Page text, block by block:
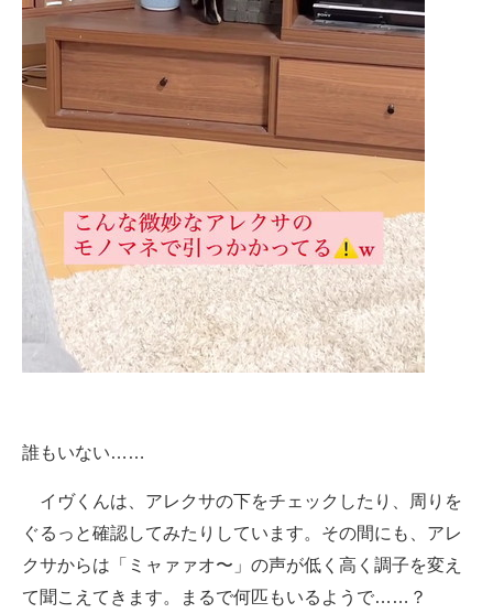
誰もいない……
イヴくんは、アレクサの下をチェックしたり、周りを
ぐるっと確認してみたりしています。その間にも、アレ
クサからは「ミャァァオ〜」の声が低く高く調子を変え
て聞こえてきます。まるで何匹もいるようで……？